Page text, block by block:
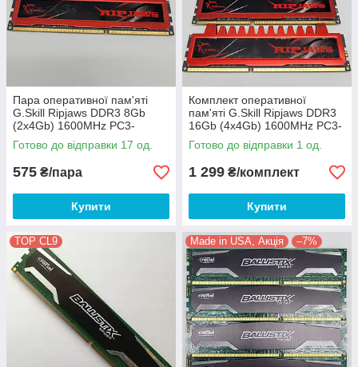
Пара оперативної пам'яті
G.Skill Ripjaws DDR3 8Gb
(2x4Gb) 1600MHz PC3-
12800U 2R8 CL9 (F3-
12800CL9D-8GBRL) Б/В
Готово до відправки 17 од.
575 ₴/пара
Купити
Комплект оперативної
пам'яті G.Skill Ripjaws DDR3
16Gb (4x4Gb) 1600MHz PC3-
12800U CL9 (F3-12800CL9D-
8GBRL) Б/В
Готово до відправки 1 од.
1 299 ₴/комплект
Купити
TOP CL9 Made in USA, Акція –7%